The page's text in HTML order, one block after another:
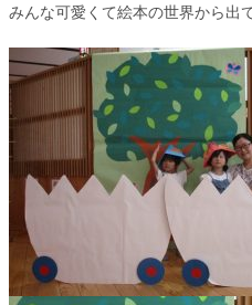
みんな可愛くて絵本の世界から出